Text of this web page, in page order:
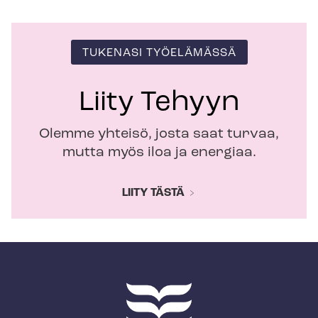
TUKENASI TYÖELÄMÄSSÄ
Liity Tehyyn
Olemme yhteisö, josta saat turvaa,
mutta myös iloa ja energiaa.
LIITY TÄSTÄ